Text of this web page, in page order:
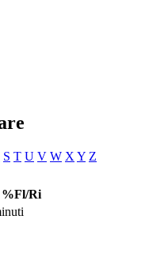
S T U V W X Y Z
%Fl/Ri